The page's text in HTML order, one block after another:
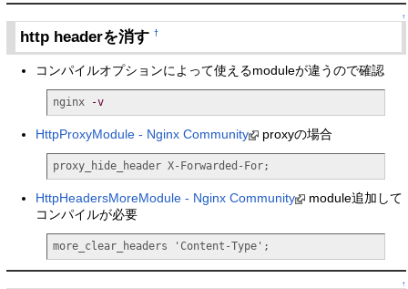
↑
http headerを消す†
コンパイルオプションによって使えるmoduleが違うので確認
nginx -v
HttpProxyModule - Nginx Community proxyの場合
proxy_hide_header X-Forwarded-For;
HttpHeadersMoreModule - Nginx Community
module追加して
コンパイルが必要
more_clear_headers 'Content-Type';
↑